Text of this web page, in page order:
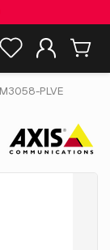
873.05 €
exkl. MwSt.
PLVE